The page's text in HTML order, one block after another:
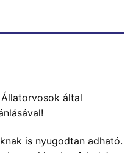
által
is nyugodtan adható.